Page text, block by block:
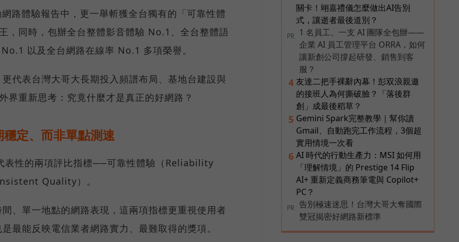
路體驗報告中，更一舉斬獲全台獨有的「可靠性體
，同時，包辦全台整體影音體驗 No.1、全台整體語
以及全台網路在線率 No.1 多項榮譽。
代表台灣大哥大長期投入頻譜布局、基地台建設與
界重新思考：究竟什麼才是真正的好網路？
定、而非單點測速
性的兩項評比指標──可靠性體驗（Reliability
Quality）。
、單一地點的網路表現，這兩項指標更重視使用者
最能反映電信業者網路實力、最難取得的獎項。
關卡！翊嘉禮儀怎麼做出AI告別
式，讓逝者最後道別？
PR
1 名員工、一支 AI 團隊全包辦——
企業 AI 員工管理平台 ORRA，如何
讓新創公司撐起研發、銷售到客
服？
4 友達二把手裸辭內幕！彭双浪親邀
的接班人為何撕破臉？「落後群
創」成最後稻草？
5 Gemini Spark完整教學｜幫你讀
Gmail、自動跑完工作流程，3個超
實用情境一次看
6 AI 時代的行動生產力：MSI 如何用
「理解情境」的 Prestige 14 Flip
AI+ 重新定義商務筆電與 Copilot+
PC？
PR
告別極速迷思！台灣大哥大奪國際
雙冠揭密好網路新標準